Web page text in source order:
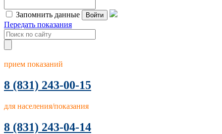
Запомнить данные Войти
Передать показания
прием показаний
8 (831) 243-00-15
для населения/показания
8 (831) 243-04-14